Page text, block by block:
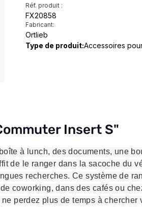
Réf. produit :
FX20858
Fabricant:
Ortlieb
Type de produit:Accessoires
Insert S"
à lunch, des documents, une
de le ranger dans la sacoche du
recherches. Ce système de
coworking, dans des cafés ou
perdez plus de temps à